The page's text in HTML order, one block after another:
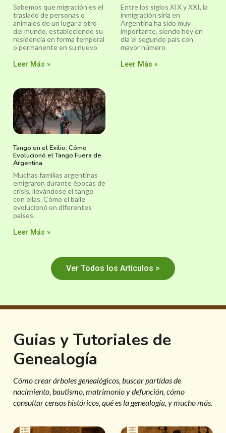
Sabemos que migración es el
traslado de personas o
animales de un lugar a otro
del mundo, estableciendo su
residencia en forma temporal
o permanente en su nuevo
Leer Más »
Entre los siglos XIX y XXI, la
inmigración siria en
Argentina ha sido muy
importante, siendo hoy en
día el segundo país con
mayor número
Leer Más »
Tango en el Exilio: Cómo
Evolucionó el Tango Fuera de
Argentina
Muchas familias argentinas
emigraron durante épocas de
crisis, llevándose el tango
con ellas. Cómo el baile
evolucionó en diferentes
países.
Leer Más »
Ver Todos los Artículos >
Guias y Tutoriales de
Genealogía
Cómo crear árboles genealógicos, buscar partidas de
nacimiento, bautismo, matrimonio y defunción, cómo
consultar censos históricos, qué es la genealogía, y mucho más.